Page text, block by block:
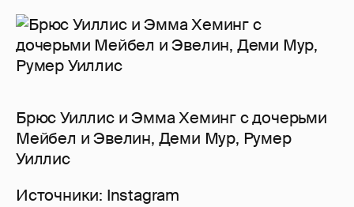
Брюс Уиллис и Эмма Хеминг с дочерьми
Мейбел и Эвелин, Деми Мур, Румер
Уиллис
Источники: Instagram